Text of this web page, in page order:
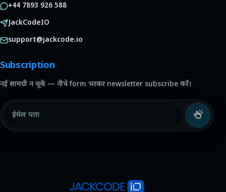
+44 7893 926 588
JackCodeIO
support@jackcode.io
Subscription
नई सामग्री न चूकें — नीचे form भरकर newsletter subscribe करें।
ईमेल पता